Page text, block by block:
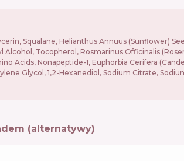
Squalane, Helianthus Annuus (Sunflower)
Alcohol, Tocopherol, Rosmarinus Officinalis
Acids, Nonapeptide-1, Euphorbia Cerifera
Glycol, 1,2-Hexanediol, Sodium Citrate,
(alternatywy)